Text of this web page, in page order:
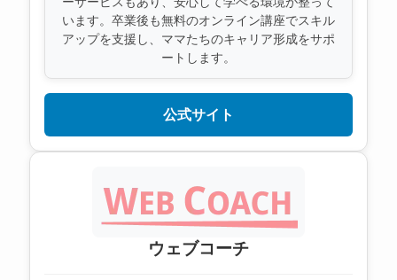
います。卒業後も無料のオンライン講座でスキル
アップを支援し、ママたちのキャリア形成をサポ
ートします。
公式サイト
ウェブコーチ